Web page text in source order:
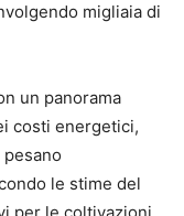
migliaia di
un panorama
costi energetici,
le stime del